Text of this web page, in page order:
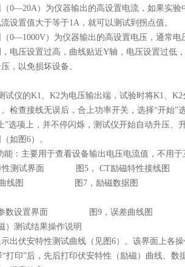
0—20A）为仪器输出的高设置电流，如果实
设置值大于等于1A，就可以测试到拐点值。
0—1000V）为仪器输出的高设置电压，通常
电压设置过高，曲线贴近Y轴，电压设置过低
，以免损坏设备。
试仪的K1、K2为电压输出端，试验时将K1、
。检查接线无误后，合上功率开关，选择“
”选项上，并不停闪烁，测试仪开始自动升压、
如图6）。
能：主要用于查看设备输出电压电流值，不用
测试界面 图5， CT励磁特性接线图
曲线图 图7，励磁数据图
数设置界面 图9，误差曲线图
）测试结果操作说明
出伏安特性测试曲线（见图6）。该界面上各操
印”后，先后打印伏安特性（励磁）曲线、数